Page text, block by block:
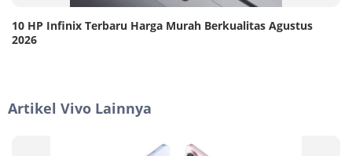
10 HP Infinix Terbaru Harga Murah Berkualitas Agustus
2026
Artikel Vivo Lainnya